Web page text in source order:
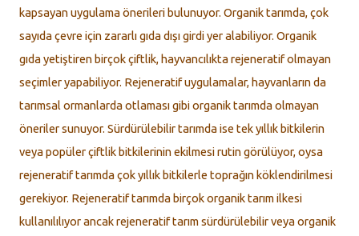
kapsayan uygulama önerileri bulunuyor. Organik tarımda, çok
sayıda çevre için zararlı gıda dışı girdi yer alabiliyor. Organik
gıda yetiştiren birçok çiftlik, hayvancılıkta rejeneratif olmayan
seçimler yapabiliyor. Rejeneratif uygulamalar, hayvanların da
tarımsal ormanlarda otlaması gibi organik tarımda olmayan
öneriler sunuyor. Sürdürülebilir tarımda ise tek yıllık bitkilerin
veya popüler çiftlik bitkilerinin ekilmesi rutin görülüyor, oysa
rejeneratif tarımda çok yıllık bitkilerle toprağın köklendirilmesi
gerekiyor. Rejeneratif tarımda birçok organik tarım ilkesi
kullanılılıyor ancak rejeneratif tarım sürdürülebilir veya organik